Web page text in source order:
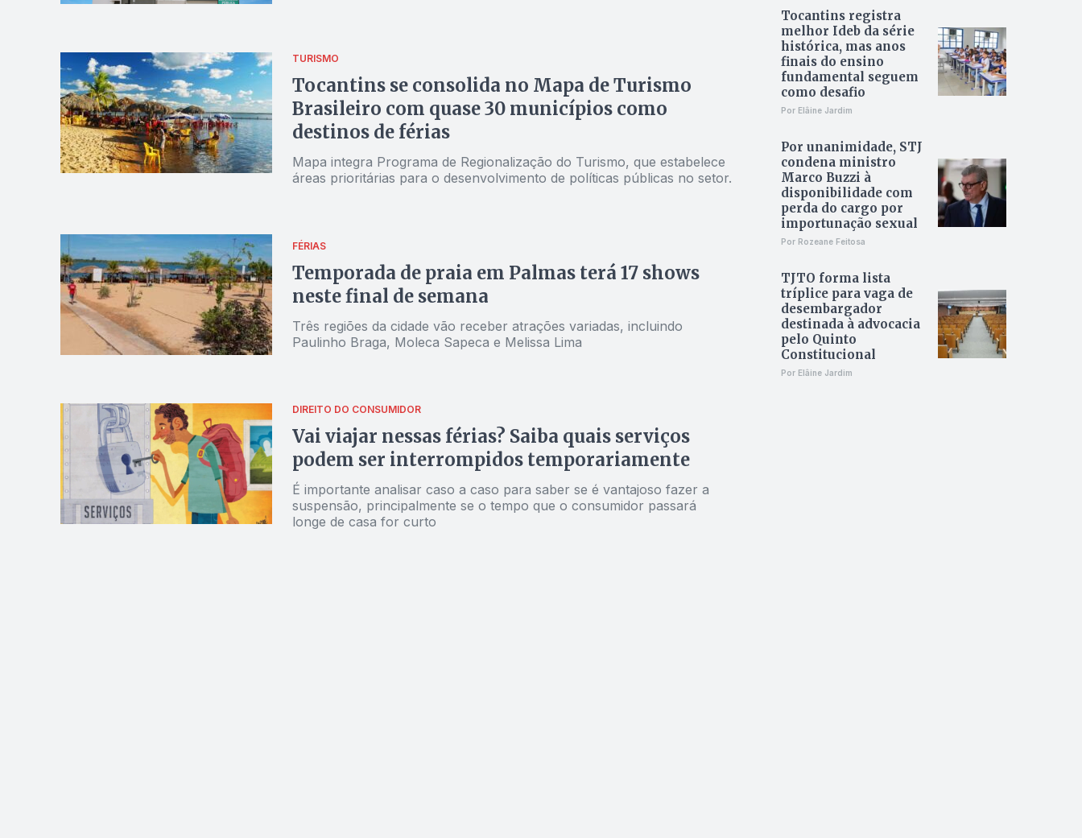
TURISMO
Tocantins se consolida no Mapa de Turismo
Brasileiro com quase 30 municípios como
destinos de férias
Mapa integra Programa de Regionalização do Turismo, que estabelece
áreas prioritárias para o desenvolvimento de políticas públicas no setor.
FÉRIAS
Temporada de praia em Palmas terá 17 shows
neste final de semana
Três regiões da cidade vão receber atrações variadas, incluindo
Paulinho Braga, Moleca Sapeca e Melissa Lima
DIREITO DO CONSUMIDOR
Vai viajar nessas férias? Saiba quais serviços
podem ser interrompidos temporariamente
É importante analisar caso a caso para saber se é vantajoso fazer a
suspensão, principalmente se o tempo que o consumidor passará
longe de casa for curto
Tocantins registra
melhor Ideb da série
histórica, mas anos
finais do ensino
fundamental seguem
como desafio
Por Elâine Jardim
Por unanimidade, STJ
condena ministro
Marco Buzzi à
disponibilidade com
perda do cargo por
importunação sexual
Por Rozeane Feitosa
TJTO forma lista
tríplice para vaga de
desembargador
destinada à advocacia
pelo Quinto
Constitucional
Por Elâine Jardim